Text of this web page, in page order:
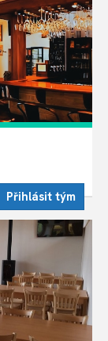
Přihlásit tým